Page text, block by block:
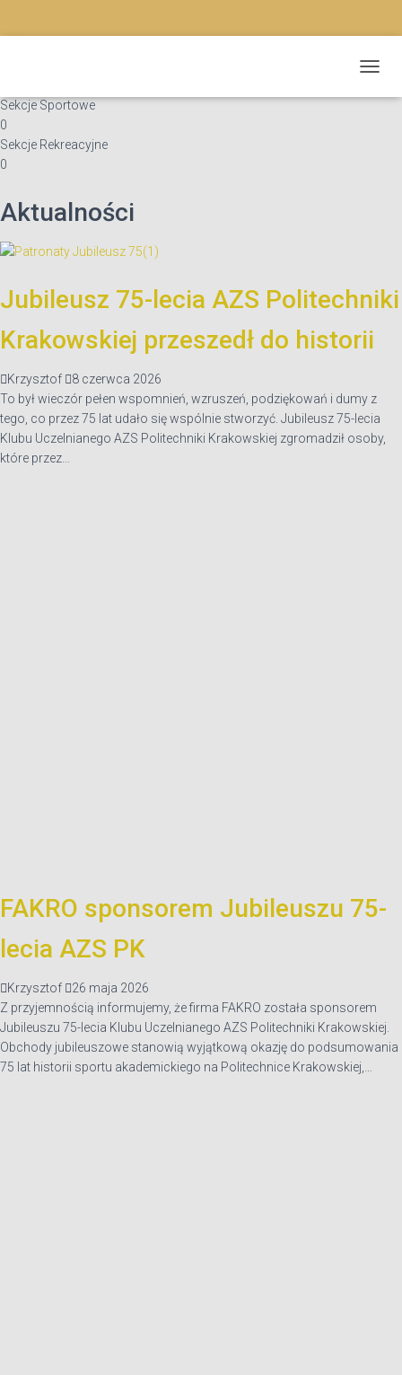
O
N
Sekcje Sportowe
0
Sekcje Rekreacyjne
0
Aktualności
Jubileusz 75-lecia AZS Politechniki
Krakowskiej przeszedł do historii
Krzysztof
8 czerwca 2026
To był wieczór pełen wspomnień, wzruszeń, podziękowań i dumy z
tego, co przez 75 lat udało się wspólnie stworzyć. Jubileusz 75-lecia
Klubu Uczelnianego AZS Politechniki Krakowskiej zgromadził osoby,
które przez…
FAKRO sponsorem Jubileuszu 75-
lecia AZS PK
Krzysztof
26 maja 2026
Z przyjemnością informujemy, że firma FAKRO została sponsorem
Jubileuszu 75-lecia Klubu Uczelnianego AZS Politechniki Krakowskiej.
Obchody jubileuszowe stanowią wyjątkową okazję do podsumowania
75 lat historii sportu akademickiego na Politechnice Krakowskiej,…